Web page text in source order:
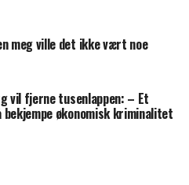
meg ville det ikke vært noe
vil fjerne tusenlappen: – Et
økonomisk kriminalitet